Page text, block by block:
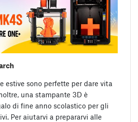
estive sono perfette per dare vita
una stampante 3D è
di fine anno scolastico per gli
Per aiutarvi a prepararvi alle